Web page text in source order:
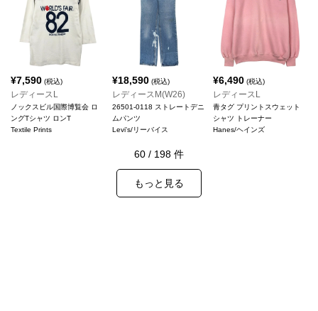
¥7,590 (税込)
レディースL
ノックスビル国際博覧会 ロ
ングTシャツ ロンT
Textile Prints
¥18,590(税込)
レディースM(W26)
26501-0118 ストレートデニ
ムパンツ
Levi's/リーバイス
¥6,490 (税込)
レディースL
青タグ プリントスウェット
シャツ トレーナー
Hanes/ヘインズ
60 / 198 件
もっと見る